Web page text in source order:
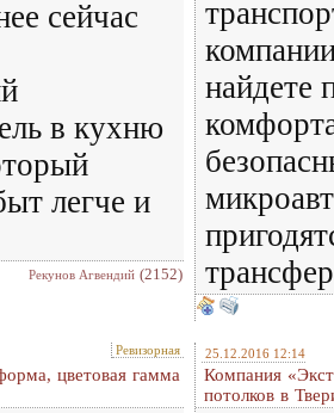
сейчас
в кухню
легче и
Рекунов Агвендий (2152)
найдете
Ревизорная
цветовая гамма
25.12.2016 12:14
Компания
потолков в